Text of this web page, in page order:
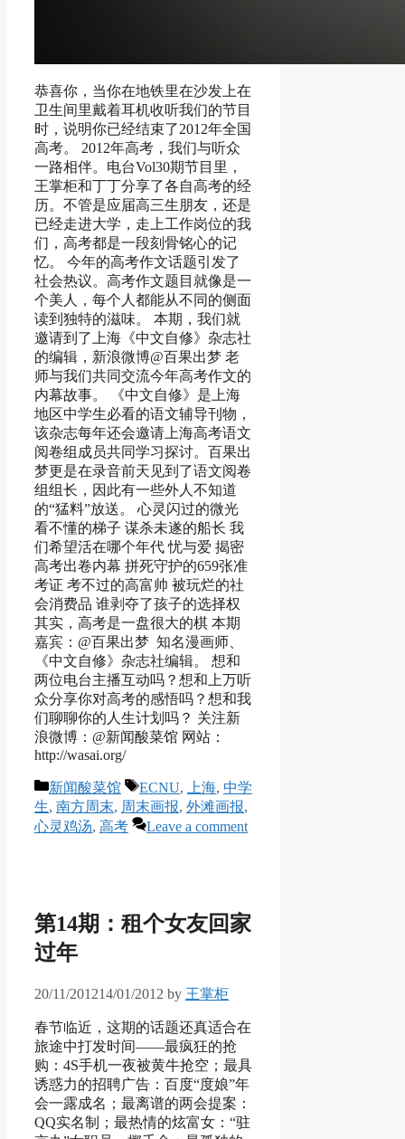
恭喜你，当你在地铁里在沙发上在
卫生间里戴着耳机收听我们的节目
时，说明你已经结束了2012年全国
高考。 2012年高考，我们与听众
一路相伴。电台Vol30期节目里，
王掌柜和丁丁分享了各自高考的经
历。不管是应届高三生朋友，还是
已经走进大学，走上工作岗位的我
们，高考都是一段刻骨铭心的记
忆。 今年的高考作文话题引发了
社会热议。高考作文题目就像是一
个美人，每个人都能从不同的侧面
读到独特的滋味。 本期，我们就
邀请到了上海《中文自修》杂志社
的编辑，新浪微博@百果出梦 老
师与我们共同交流今年高考作文的
内幕故事。 《中文自修》是上海
地区中学生必看的语文辅导刊物，
该杂志每年还会邀请上海高考语文
阅卷组成员共同学习探讨。百果出
梦更是在录音前天见到了语文阅卷
组组长，因此有一些外人不知道
的“猛料”放送。 心灵闪过的微光
看不懂的梯子 谋杀未遂的船长 我
们希望活在哪个年代 忧与爱 揭密
高考出卷内幕 拼死守护的659张准
考证 考不过的高富帅 被玩烂的社
会消费品 谁剥夺了孩子的选择权
其实，高考是一盘很大的棋 本期
嘉宾：@百果出梦 知名漫画师、
《中文自修》杂志社编辑。 想和
两位电台主播互动吗？想和上万听
众分享你对高考的感悟吗？想和我
们聊聊你的人生计划吗？ 关注新
浪微博：@新闻酸菜馆 网站：
http://wasai.org/
Categories
新闻酸菜馆 Tags
ECNU, 上海, 中学
生, 南方周末, 周末画报, 外滩画报,
心灵鸡汤, 高考 Leave a comment
第14期：租个女友回家
过年
20/11/201214/01/2012 by 王掌柜
春节临近，这期的话题还真适合在
旅途中打发时间——最疯狂的抢
购：4S手机一夜被黄牛抢空；最具
诱惑力的招聘广告：百度“度娘”年
会一露成名；最离谱的两会提案：
QQ实名制；最热情的炫富女：“驻